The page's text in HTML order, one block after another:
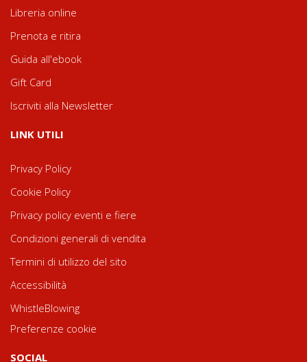
Libreria online
Prenota e ritira
Guida all'ebook
Gift Card
Iscriviti alla Newsletter
LINK UTILI
Privacy Policy
Cookie Policy
Privacy policy eventi e fiere
Condizioni generali di vendita
Termini di utilizzo del sito
Accessibilità
WhistleBlowing
Preferenze cookie
SOCIAL